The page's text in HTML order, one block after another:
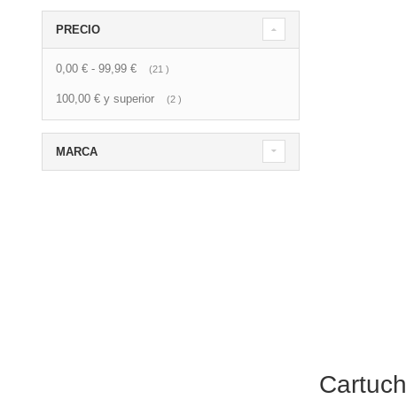
PRECIO
0,00 € - 99,99 € 21 artículo
100,00 € y superior 2 artículo
MARCA